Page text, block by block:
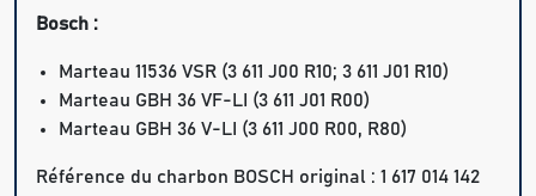
Bosch :
Marteau 11536 VSR (3 611 J00 R10; 3 611 J01 R10)
Marteau GBH 36 VF-LI (3 611 J01 R00)
Marteau GBH 36 V-LI (3 611 J00 R00, R80)
Référence du charbon BOSCH original : 1 617 014 142